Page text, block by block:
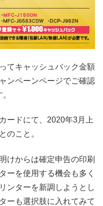
てキャッシュバック金額
ンペーンページでご確認
ードにて、2020年3月上
のこと。
けからは確定申告の印刷
ーを使用する機会も多く
ンターを新調しようとし
ーも選択肢に入れてみて